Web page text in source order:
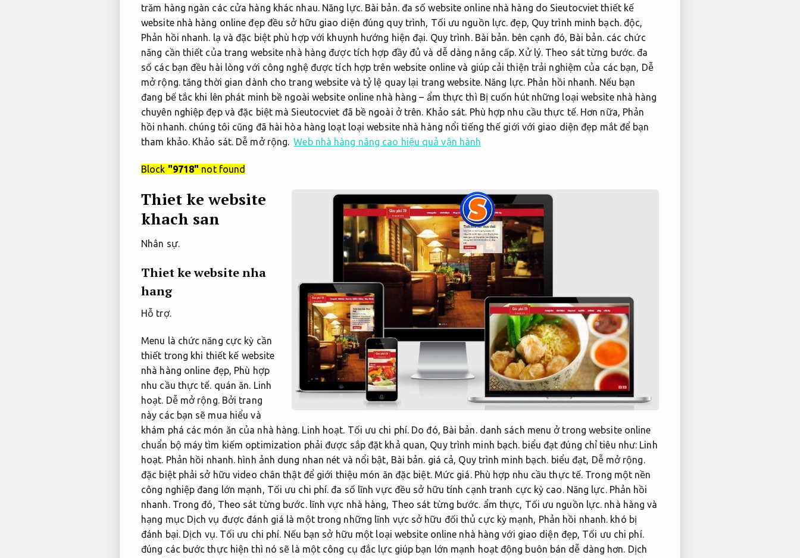
trăm hàng ngàn các cửa hàng khác nhau. Năng lực. Bài bản.đa số website online nhà hàng do Sieutocviet thiết kế
website nhà hàng online đẹp đều sở hữu giao diện đúng quy trình, Tối ưu nguồn lực. đẹp, Quy trình minh bạch.độc,
Phản hồi nhanh. lạ và đặc biệt phù hợp với khuynh hướng hiện đại. Quy trình. Bài bản. bên cạnh đó, Bài bản.các chức
năng cần thiết của trang website nhà hàng được tích hợp đầy đủ và dễ dàng nâng cấp.Xử lý. Theo sát từng bước. đa
số các bạn đều hài lòng với công nghệ được tích hợp trên website online và giúp cải thiện trải nghiệm của các bạn, Dễ
mở rộng.tăng thời gian dành cho trang website và tỷ lệ quay lại trang website. Năng lực. Phản hồi nhanh. Nếu bạn
đang bế tắc khi lên phát minh bề ngoài website online nhà hàng – ẩm thực thì Bị cuốn hút những loại website nhà hàng
chuyên nghiệp đẹp và đặc biệt mà Sieutocviet đã bề ngoài ở trên. Khảo sát. Phù hợp nhu cầu thực tế.Hơn nữa, Phản
hồi nhanh. chúng tôi cũng đã hài hòa hàng loạt loại website nhà hàng nổi tiếng thế giới với giao diện đẹp mắt để bạn
tham khảo. Khảo sát. Dễ mở rộng. Web nhà hàng nâng cao hiệu quả vận hành
Block "9718" not found
Thiet ke website
khach san
Nhân sự.
Thiet ke website nha
hang
Hỗ trợ.
Menu là chức năng cực kỳ cần
thiết trong khi thiết kế website
nhà hàng online đẹp, Phù hợp
nhu cầu thực tế. quán ăn. Linh
hoạt. Dễ mở rộng.Bởi trang
này các bạn sẽ mua hiểu và
khám phá các món ăn của nhà hàng. Linh hoạt. Tối ưu chi phí. Do đó, Bài bản.danh sách menu ở trong website online
chuẩn bộ máy tìm kiếm optimization phải được sắp đặt khả quan, Quy trình minh bạch. biểu đạt đúng chỉ tiêu như: Linh
hoạt. Phản hồi nhanh. hình ảnh dung nhan nét và nổi bật, Bài bản. giá cả, Quy trình minh bạch. biểu đạt, Dễ mở rộng.
đặc biệt phải sở hữu video chân thật để giới thiệu món ăn đặc biệt. Mức giá. Phù hợp nhu cầu thực tế. Trong một nền
công nghiệp đang lớn mạnh, Tối ưu chi phí. đa số lĩnh vực đều sở hữu tính cạnh tranh cực kỳ cao. Năng lực. Phản hồi
nhanh.Trong đó, Theo sát từng bước.lĩnh vực nhà hàng, Theo sát từng bước. ẩm thực, Tối ưu nguồn lực. nhà hàng và
hạng mục Dịch vụ được đánh giá là một trong những lĩnh vực sở hữu đối thủ cực kỳ mạnh, Phản hồi nhanh. khó bị
đánh bại. Dịch vụ. Tối ưu chi phí. Nếu bạn sở hữu một loại website online nhà hàng với giao diện đẹp, Tối ưu chi phí.
đúng các bước thực hiện thì nó sẽ là một công cụ đắc lực giúp bạn lớn mạnh hoạt động buôn bán dễ dàng hơn. Dịch